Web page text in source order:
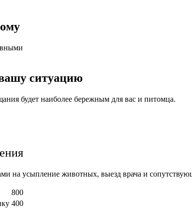
ситуацию
будет наиболее бережным для вас и питомца.
на усыпление животных, выезд врача и
800
400